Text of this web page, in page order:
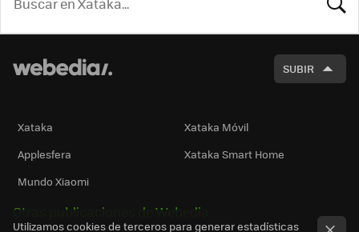
SUBIR
Xataka
Xataka Móvil
Applesfera
Xataka Smart Home
Mundo Xiaomi
Otras publicaciones de Webedia
Utilizamos cookies de terceros para generar estadísticas